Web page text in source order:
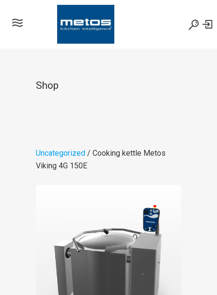
Shop
Uncategorized / Cooking kettle Metos
Viking 4G 150E